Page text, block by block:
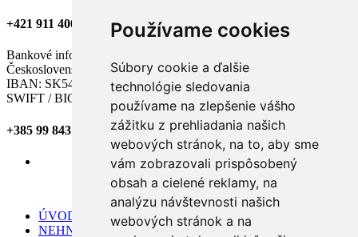
Používame cookies
Súbory cookie a ďalšie
technológie sledovania
používame na zlepšenie vášho
zážitku z prehliadania našich
webových stránok, na to, aby sme
vám zobrazovali prispôsobený
obsah a cielené reklamy, na
analýzu návštevnosti našich
webových stránok a na
+421 911 400 211
Bankové informácie:
Československá obchodná banka, a.s.
IBAN: SK54 7500 0000 0040 2579 5506
SWIFT / BIC kód: CEKOSKBX
+385 99 843 1210
ÚVOD
NEHNUTEĽNOSTI